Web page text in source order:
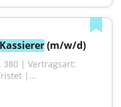
Kassierer (m/w/d)
380 | Vertragsart:
|...